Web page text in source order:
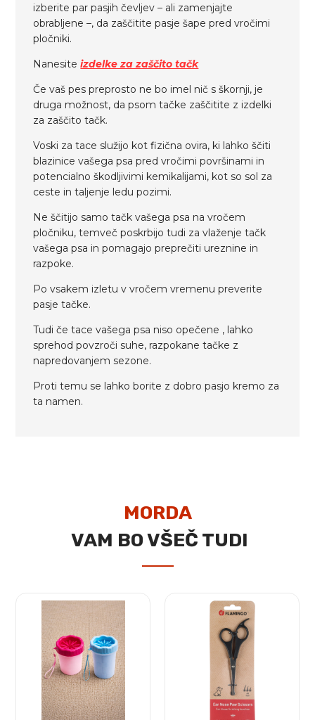
izberite par pasjih čevljev – ali zamenjajte
obrabljene –, da zaščitite pasje šape pred vročimi
pločniki.
Nanesiteizdelke za zaščito tačk
Če vaš pes preprosto ne bo imel nič s škornji, je
druga možnost, da psom tačke zaščitite z izdelki
za zaščito tačk.
Voski za tace služijo kot fizična ovira, ki lahko ščiti
blazinice vašega psa pred vročimi površinami in
potencialno škodljivimi kemikalijami, kot so sol za
ceste in taljenje ledu pozimi.
Ne ščitijo samo tačk vašega psa na vročem
pločniku, temveč poskrbijo tudi za vlaženje tačk
vašega psa in pomagajo preprečiti ureznine in
razpoke.
Po vsakem izletu v vročem vremenu preverite
pasje tačke.
Tudi če tace vašega psa niso opečene , lahko
sprehod povzroči suhe, razpokane tačke z
napredovanjem sezone.
Proti temu se lahko borite z dobro pasjo kremo za
ta namen.
MORDA
VAM BO VŠEČ TUDI